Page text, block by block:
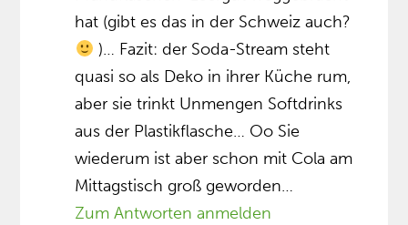
hat (gibt es das in der Schweiz auch?
)… Fazit: der Soda-Stream steht
quasi so als Deko in ihrer Küche rum,
aber sie trinkt Unmengen Softdrinks
aus der Plastikflasche… Oo Sie
wiederum ist aber schon mit Cola am
Mittagstisch groß geworden…
Zum Antworten anmelden